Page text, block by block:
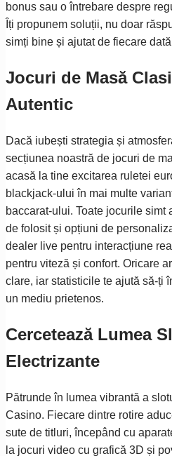
bonus sau o întrebare despre
Îți propunem soluții, nu doar
simți bine și ajutat de fiecare
Jocuri de Masă
Autentic
Dacă iubești strategia și
secțiunea noastră de jocuri de
acasă la tine excitarea ruletei
blackjack-ului în mai multe
baccarat-ului. Toate jocurile simt
de folosit și opțiuni de
dealer live pentru interacțiune
pentru viteză și confort. Oricare
clare, iar statisticile te ajută să-ți
un mediu prietenos.
Cercetează Lumea
Electrizante
Pătrunde în lumea vibrantă a
Casino. Fiecare dintre rotire
sute de titluri, începând cu
la jocuri video cu grafică 3D și